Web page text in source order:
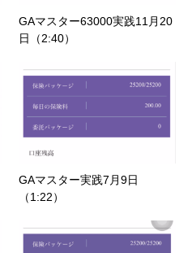
GAマスター63000実践11月20
日（2:40）
GAマスター実践7月9日
（1:22）